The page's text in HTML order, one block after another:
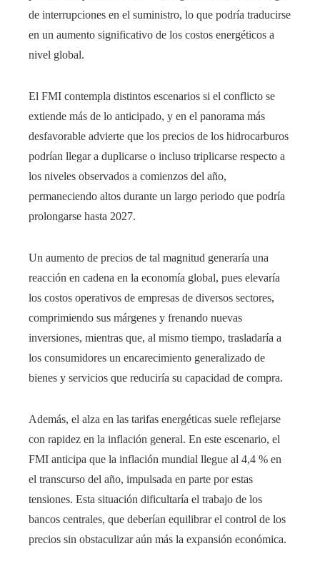
de interrupciones en el suministro, lo que podría traducirse
en un aumento significativo de los costos energéticos a
nivel global.
El FMI contempla distintos escenarios si el conflicto se
extiende más de lo anticipado, y en el panorama más
desfavorable advierte que los precios de los hidrocarburos
podrían llegar a duplicarse o incluso triplicarse respecto a
los niveles observados a comienzos del año,
permaneciendo altos durante un largo periodo que podría
prolongarse hasta 2027.
Un aumento de precios de tal magnitud generaría una
reacción en cadena en la economía global, pues elevaría
los costos operativos de empresas de diversos sectores,
comprimiendo sus márgenes y frenando nuevas
inversiones, mientras que, al mismo tiempo, trasladaría a
los consumidores un encarecimiento generalizado de
bienes y servicios que reduciría su capacidad de compra.
Además, el alza en las tarifas energéticas suele reflejarse
con rapidez en la inflación general. En este escenario, el
FMI anticipa que la inflación mundial llegue al 4,4 % en
el transcurso del año, impulsada en parte por estas
tensiones. Esta situación dificultaría el trabajo de los
bancos centrales, que deberían equilibrar el control de los
precios sin obstaculizar aún más la expansión económica.